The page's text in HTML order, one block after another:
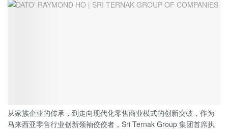
从家族企业的传承，到走向现代化零售商业模式的创新突破，作为
马来西亚零售行业创新领袖佼佼者，Sri Ternak Group 集团首席执